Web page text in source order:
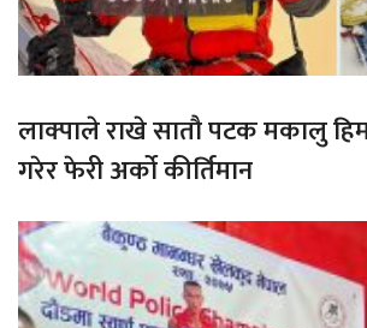
लाक्पाले राखे सातौ पटक मकालु
गरेर फेरी अर्को कीर्तिमान